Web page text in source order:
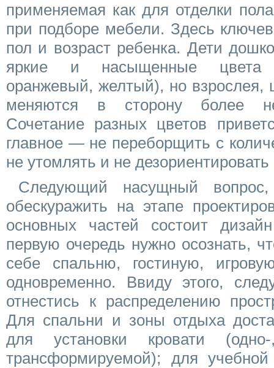
применяемая как для отделки
при подборе мебели. Здесь
пол и возраст ребенка. Дети
яркие и насыщенные цвета
оранжевый, желтый), но взрослея,
меняются в сторону более
Сочетание разных цветов
главное — не переборщить с
не утомлять и не
Следующий насущный
обескуражить на этапе
основных частей состоит
первую очередь нужно осознать,
себе спальню, гостиную,
одновременно. Ввиду этого,
отнестись к распределению
Для спальни и зоны отдыха
для установки кровати
трансформируемой); для